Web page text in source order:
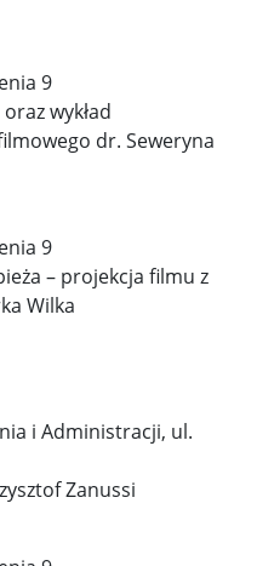
9
wykład
dr. Seweryna
9
– projekcja filmu z
Wilka
i Administracji, ul.
Zanussi